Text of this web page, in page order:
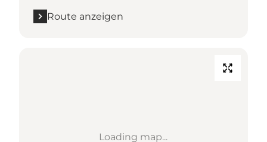
Route anzeigen
Loading map...